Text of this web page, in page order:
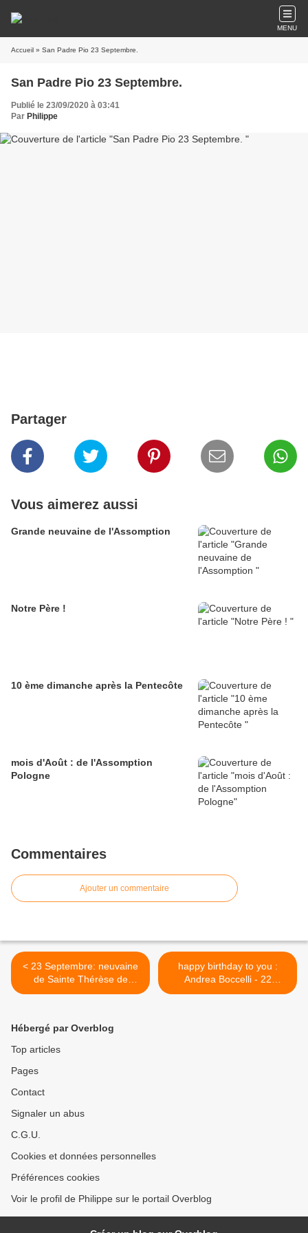
MENU
Accueil » San Padre Pio 23 Septembre.
San Padre Pio 23 Septembre.
Publié le 23/09/2020 à 03:41
Par Philippe
Partager
Vous aimerez aussi
Grande neuvaine de l'Assomption
Notre Père !
10 ème dimanche après la Pentecôte
mois d'Août : de l'Assomption
Pologne
Commentaires
Ajouter un commentaire
< 23 Septembre: neuvaine
de Sainte Thérèse de
l'Enfant Jésus. " Tout est
happy birthday to you :
Andrea Boccelli - 22
Septembre . 62 ans . >
Hébergé par Overblog
Top articles
Pages
Contact
Signaler un abus
C.G.U.
Cookies et données personnelles
Préférences cookies
Voir le profil de Philippe sur le portail Overblog